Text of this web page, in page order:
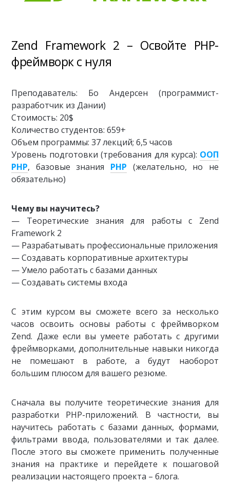
Zend Framework 2 – Освойте PHP-
фреймворк с нуля
Преподаватель: Бо Андерсен (программист-
разработчик из Дании)
Стоимость: 20$
Количество студентов: 659+
Объем программы: 37 лекций; 6,5 часов
Уровень подготовки (требования для курса): ООП
PHP, базовые знания PHP (желательно, но не
обязательно)
Чему вы научитесь?
— Теоретические знания для работы с Zend
Framework 2
— Разрабатывать профессиональные приложения
— Создавать корпоративные архитектуры
— Умело работать с базами данных
— Создавать системы входа
С этим курсом вы сможете всего за несколько
часов освоить основы работы с фреймворком
Zend. Даже если вы умеете работать с другими
фреймворками, дополнительные навыки никогда
не помешают в работе, а будут наоборот
большим плюсом для вашего резюме.
Сначала вы получите теоретические знания для
разработки PHP-приложений. В частности, вы
научитесь работать с базами данных, формами,
фильтрами ввода, пользователями и так далее.
После этого вы сможете применить полученные
знания на практике и перейдете к пошаговой
реализации настоящего проекта – блога.